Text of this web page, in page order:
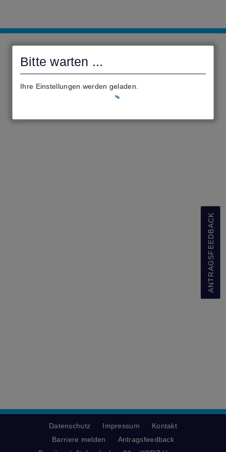
Bitte warten ...
Ihre Einstellungen werden geladen.
Gemeinde
Elbtal
ANTRAGSFEEDBACK
Datenschutz Impressum
Kontakt
Barriere melden
Antragsfeedback